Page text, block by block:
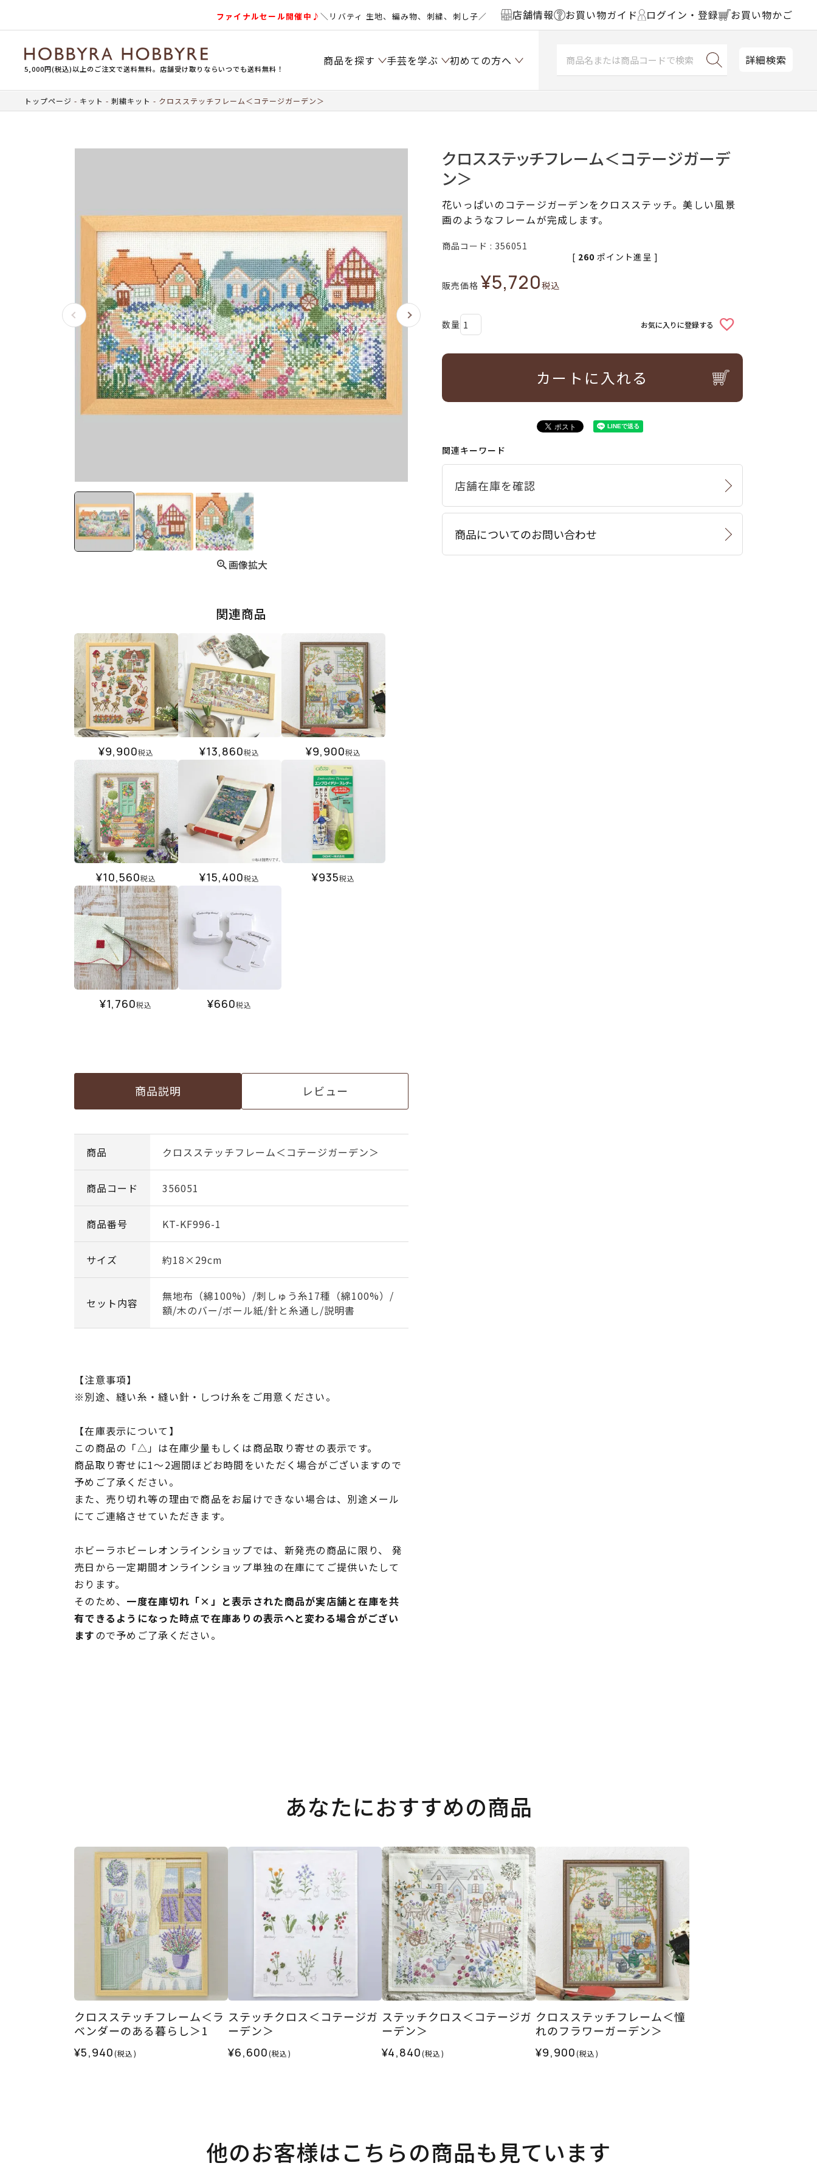
ファイナルセール開催中♪＼リバティ 生地、編み物、刺繍、刺し子／ 店舗情報 お買い物ガイド ログイン・登録 お買い物かご
5,000円(税込)以上のご注文で送料無料。店舗受け取りならいつでも送料無料！
商品を探す 手芸を学ぶ 初めての方へ 詳細検索
トップページ キット 刺繍キット クロスステッチフレーム＜コテージガーデン＞
画像拡大
関連商品
¥9,900税込 ¥13,860税込 ¥9,900税込
¥10,560税込 ¥15,400税込 ¥935税込
¥1,760税込 ¥660税込
商品説明 レビュー
商品 クロスステッチフレーム＜コテージガーデン＞
商品コード 356051
商品番号 KT-KF996-1
サイズ 約18×29cm
セット内容
無地布（綿100%）/刺しゅう糸17種（綿100%）/
額/木のバー/ボール紙/針と糸通し/説明書
【注意事項】
※別途、縫い糸・縫い針・しつけ糸をご用意ください。
【在庫表示について】
この商品の「△」は在庫少量もしくは商品取り寄せの表示です。
商品取り寄せに1～2週間ほどお時間をいただく場合がございますので
予めご了承ください。
また、売り切れ等の理由で商品をお届けできない場合は、別途メール
にてご連絡させていただきます。
ホビーラホビーレオンラインショップでは、新発売の商品に限り、 発
売日から一定期間オンラインショップ単独の在庫にてご提供いたして
おります。
そのため、 一度在庫切れ「×」と表示された商品が実店舗と在庫を共
有できるようになった時点で在庫ありの表示へと変わる場合がござい
ますので予めご了承ください。
クロスステッチフレーム＜コテージガーデ
ン＞
花いっぱいのコテージガーデンをクロスステッチ。美しい風景
画のようなフレームが完成します。
商品コード 356051
販売価格 ¥5,720税込
[ 260 ポイント進呈 ]
お気に入りに登録する
カートに入れる
関連キーワード
商品についてのお問い合わせ
あなたにおすすめの商品
クロスステッチフレーム＜ラ
ベンダーのある暮らし＞1
¥5,940(税込)
ステッチクロス＜コテージガ
ーデン＞
¥6,600(税込)
ステッチクロス＜コテージガ
ーデン＞
¥4,840(税込)
クロスステッチフレーム＜憧
れのフラワーガーデン＞
¥9,900(税込)
他のお客様はこちらの商品も見ています